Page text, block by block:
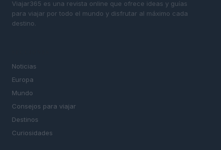
Viajar365 es una revista online que ofrece ideas y guías
para viajar por todo el mundo y disfrutar al máximo cada
destino.
Noticias
Europa
Mundo
Consejos para viajar
Destinos
Curiosidades